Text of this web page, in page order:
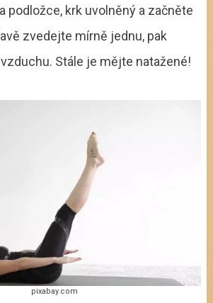
podložce, krk uvolněný a začněte
zvedejte mírně jednu, pak
Stále je mějte natažené!
pixabay.com